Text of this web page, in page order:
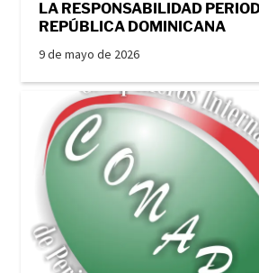
LA RESPONSABILIDAD
REPÚBLICA DOMINICANA
9 de mayo de 2026